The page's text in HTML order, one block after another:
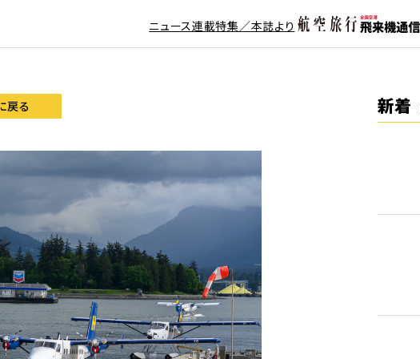
ニュース連載特集／本誌より
戻る 新着